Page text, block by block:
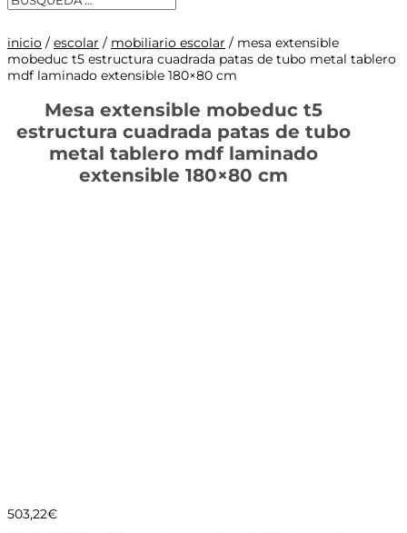
inicio / escolar / mobiliario escolar / mesa extensible
mobeduc t5 estructura cuadrada patas de tubo metal tablero
mdf laminado extensible 180×80 cm
Mesa extensible mobeduc t5
estructura cuadrada patas de tubo
metal tablero mdf laminado
extensible 180×80 cm
503,22€